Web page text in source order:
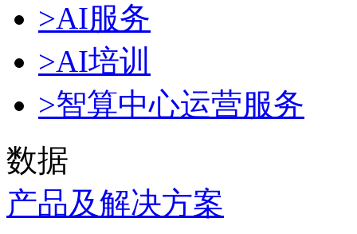
>AI服务
>AI培训
>智算中心运营服务
数据
产品及解决方案